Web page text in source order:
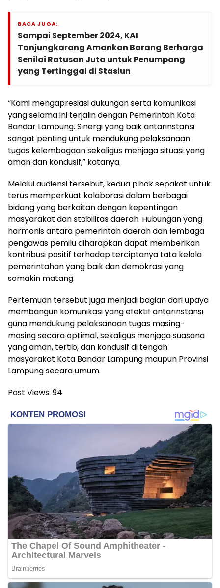
BACA JUGA:
Sampai September 2024, KAI
Tanjungkarang Amankan Barang Berharga
Senilai Ratusan Juta untuk Penumpang
yang Tertinggal di Stasiun
“Kami mengapresiasi dukungan serta komunikasi
yang selama ini terjalin dengan Pemerintah Kota
Bandar Lampung. Sinergi yang baik antarinstansi
sangat penting untuk mendukung pelaksanaan
tugas kelembagaan sekaligus menjaga situasi yang
aman dan kondusif,” katanya.
Melalui audiensi tersebut, kedua pihak sepakat untuk
terus memperkuat kolaborasi dalam berbagai
bidang yang berkaitan dengan kepentingan
masyarakat dan stabilitas daerah. Hubungan yang
harmonis antara pemerintah daerah dan lembaga
pengawas pemilu diharapkan dapat memberikan
kontribusi positif terhadap terciptanya tata kelola
pemerintahan yang baik dan demokrasi yang
semakin matang.
Pertemuan tersebut juga menjadi bagian dari upaya
membangun komunikasi yang efektif antarinstansi
guna mendukung pelaksanaan tugas masing-
masing secara optimal, sekaligus menjaga suasana
yang aman, tertib, dan kondusif di tengah
masyarakat Kota Bandar Lampung maupun Provinsi
Lampung secara umum.
Post Views: 94